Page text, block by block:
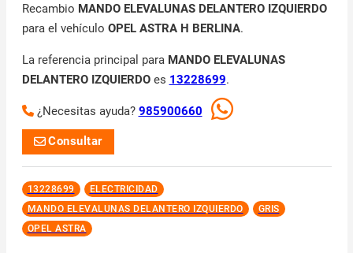
Recambio MANDO ELEVALUNAS DELANTERO IZQUIERDO
para el vehículo OPEL ASTRA H BERLINA.
La referencia principal para MANDO ELEVALUNAS
DELANTERO IZQUIERDOes 13228699.
¿Necesitas ayuda? 985900660
Consultar
13228699
ELECTRICIDAD
MANDO ELEVALUNAS DELANTERO IZQUIERDO
GRIS
OPEL ASTRA